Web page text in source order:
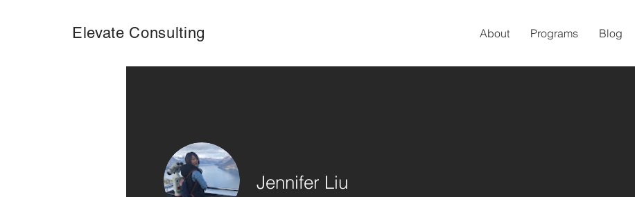
Elevate Consulting About Programs Blog
Jennifer Liu